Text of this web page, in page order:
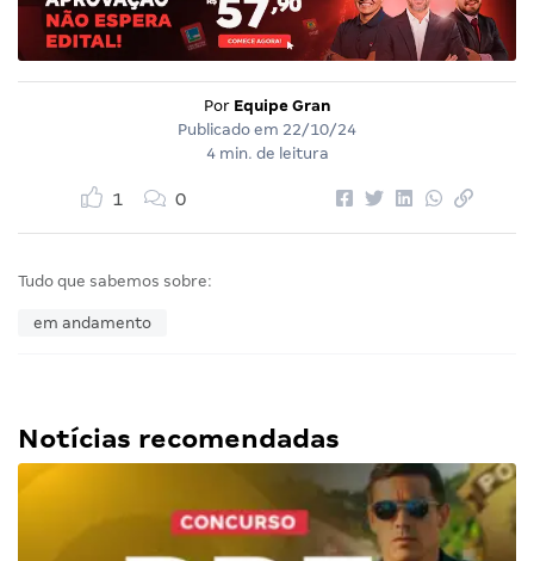
Por Equipe Gran
Publicado em 22/10/24
4 min. de leitura
1 0
Tudo que sabemos sobre:
em andamento
Notícias recomendadas